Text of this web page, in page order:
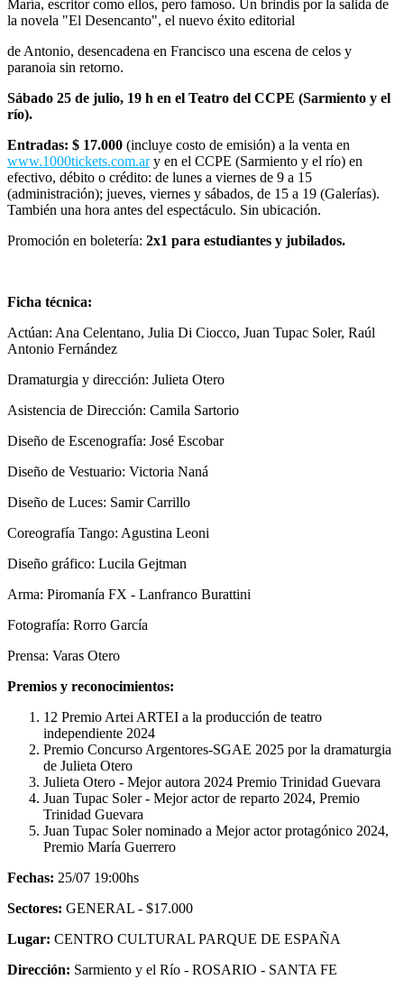
María, escritor como ellos, pero famoso. Un brindis por la salida de
la novela "El Desencanto", el nuevo éxito editorial
de Antonio, desencadena en Francisco una escena de celos y
paranoia sin retorno.
Sábado 25 de julio, 19 h en el Teatro del CCPE (Sarmiento y el
río).
Entradas: $ 17.000 (incluye costo de emisión) a la venta en
www.1000tickets.com.ary en el CCPE (Sarmiento y el río) en
efectivo, débito o crédito: de lunes a viernes de 9 a 15
(administración); jueves, viernes y sábados, de 15 a 19 (Galerías).
También una hora antes del espectáculo. Sin ubicación.
Promoción en boletería: 2x1 para estudiantes y jubilados.
Ficha técnica:
Actúan: Ana Celentano, Julia Di Ciocco, Juan Tupac Soler, Raúl
Antonio Fernández
Dramaturgia y dirección: Julieta Otero
Asistencia de Dirección: Camila Sartorio
Diseño de Escenografía: José Escobar
Diseño de Vestuario: Victoria Naná
Diseño de Luces: Samir Carrillo
Coreografía Tango: Agustina Leoni
Diseño gráfico: Lucila Gejtman
Arma: Piromanía FX - Lanfranco Burattini
Fotografía: Rorro García
Prensa: Varas Otero
Premios y reconocimientos:
12 Premio Artei ARTEI a la producción de teatro
independiente 2024
Premio Concurso Argentores-SGAE 2025 por la dramaturgia
de Julieta Otero
Julieta Otero - Mejor autora 2024 Premio Trinidad Guevara
Juan Tupac Soler - Mejor actor de reparto 2024, Premio
Trinidad Guevara
Juan Tupac Soler nominado a Mejor actor protagónico 2024,
Premio María Guerrero
Fechas: 25/07 19:00hs
Sectores: GENERAL - $17.000
Lugar: CENTRO CULTURAL PARQUE DE ESPAÑA
Dirección: Sarmiento y el Rí­o - ROSARIO - SANTA FE